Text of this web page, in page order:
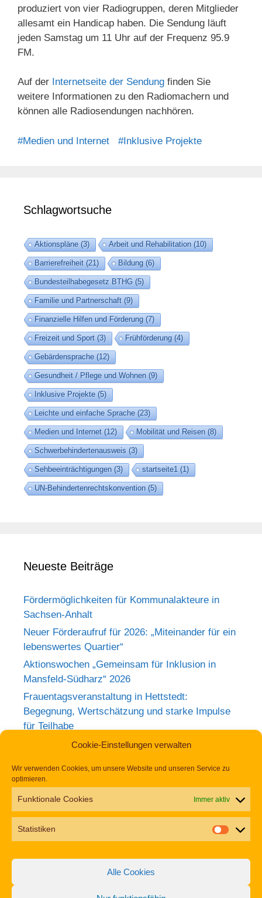
Cookie-Einstellungen verwalten
Wir verwenden Cookies, um unsere Website und unseren Service zu
optimieren.
Funktionale Cookies Immer aktiv
Statistiken
Alle Cookies
produziert von vier Radiogruppen, deren Mitglieder
allesamt ein Handicap haben. Die Sendung läuft
jeden Samstag um 11 Uhr auf der Frequenz 95.9
FM.
Auf der Internetseite der Sendung finden Sie
weitere Informationen zu den Radiomachern und
können alle Radiosendungen nachhören.
#Medien und Internet #Inklusive Projekte
Schlagwortsuche
Aktionspläne (3) Arbeit und Rehabilitation (10)
Barrierefreiheit (21) Bildung (6)
Bundesteilhabegesetz BTHG (5)
Familie und Partnerschaft (9)
Finanzielle Hilfen und Förderung (7)
Freizeit und Sport (3) Frühförderung (4)
Gebärdensprache (12)
Gesundheit / Pflege und Wohnen (9)
Inklusive Projekte (5)
Leichte und einfache Sprache (23)
Medien und Internet (12) Mobilität und Reisen (8)
Schwerbehindertenausweis (3)
Sehbeeinträchtigungen (3) startseite1 (1)
UN-Behindertenrechtskonvention (5)
Neueste Beiträge
Fördermöglichkeiten für Kommunalakteure in
Sachsen-Anhalt
Neuer Förderaufruf für 2026: „Miteinander für ein
lebenswertes Quartier“
Aktionswochen „Gemeinsam für Inklusion in
Mansfeld-Südharz“ 2026
Frauentagsveranstaltung in Hettstedt:
Begegnung, Wertschätzung und starke Impulse
für Teilhabe
Rückblick zum Weltkrebstag im Europa-
Tag der Begegnung 2026 – Jetzt anmelden und
dabei sein!
Aufruf zu den Aktionswochen „Gemeinsam für